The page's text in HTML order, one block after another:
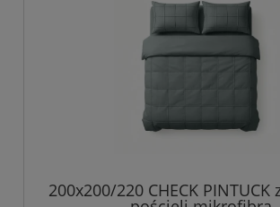
200x200/220 CHECK PINTUCK